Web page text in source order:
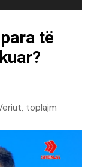
të
, toplajm